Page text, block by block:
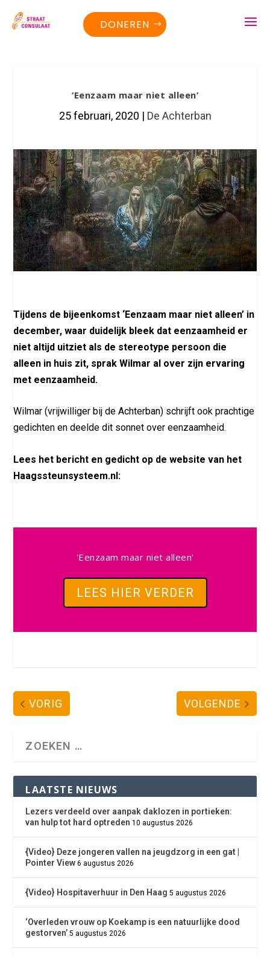
DONEREN
‘Eenzaam maar niet alleen’
25 februari, 2020 | De Achterban
Tijdens de bijeenkomst ‘Eenzaam maar niet alleen’ in
december, waar duidelijk bleek dat eenzaamheid er
niet altijd uitziet als de stereotype persoon die
alleen in huis zit, sprak Wilmar al over zijn ervaring
met eenzaamheid.
Wilmar (vrijwilliger bij de Achterban) schrijft ook prachtige
gedichten en deelde dit sonnet over eenzaamheid.
Lees het bericht en gedicht op de website van het
Haagssteunsysteem.nl:
'Eenzaam maar niet alleen'
LEES HIER VERDER
VORIG VOLGENDE
LAATSTE NIEUWS
Lezers verdeeld over aanpak daklozen in portieken:
van hulp tot hard optreden 10 augustus 2026
{Video} Deze jongeren vallen na jeugdzorg in een gat |
Pointer View 6 augustus 2026
{Video} Hospitaverhuur in Den Haag 5 augustus 2026
‘Overleden vrouw op Koekamp is een natuurlijke dood
gestorven’ 5 augustus 2026